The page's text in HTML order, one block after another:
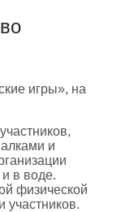
игры», на
и
в воде.
физической
участников.